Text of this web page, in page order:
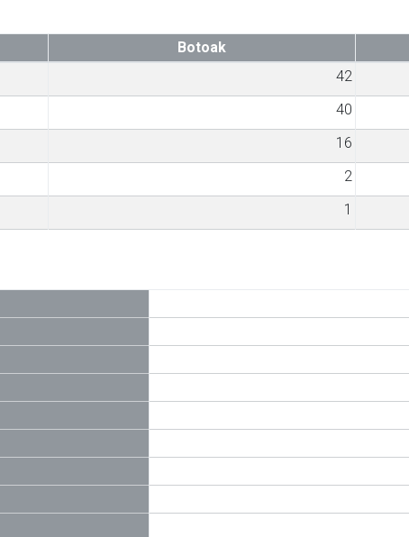
Botoak
42
40
16
2
1